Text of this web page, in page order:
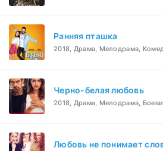
Ранняя пташка
2018, Драма, Мелодрама,
Черно-белая любовь
2018, Драма, Мелодрама,
Любовь не понимает